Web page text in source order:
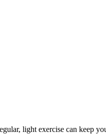
light exercise can keep